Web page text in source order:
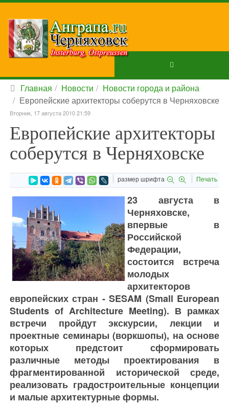
Главная Новости
Новости города и района
Европейские архитекторы соберутся в Черняховске
Вторник, 17 августа 2010 21:59
Европейские архитекторы
соберутся в Черняховске
размер шрифта Печать
23 августа в
Черняховске,
впервые в
Российской
Федерации,
состоится встреча
молодых
архитекторов
европейских стран - SESAM (Small European
Students of Architecture Meeting). В рамках
встречи пройдут экскурсии, лекции и
проектные семинары (воркшопы), на основе
которых предстоит сформировать
различные методы проектирования в
фрагментированной исторической среде,
реализовать градостроительные концепции
и малые архитектурные формы.